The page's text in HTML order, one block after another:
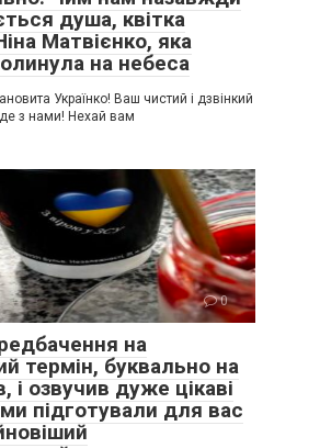
душа, квітка
Матвієнко, яка
на небеса
Українко! Ваш чистий і дзвінкий
з нами! Нехай вам
0
на
термін, буквально на
і озвучив дуже цікаві
підготували для вас